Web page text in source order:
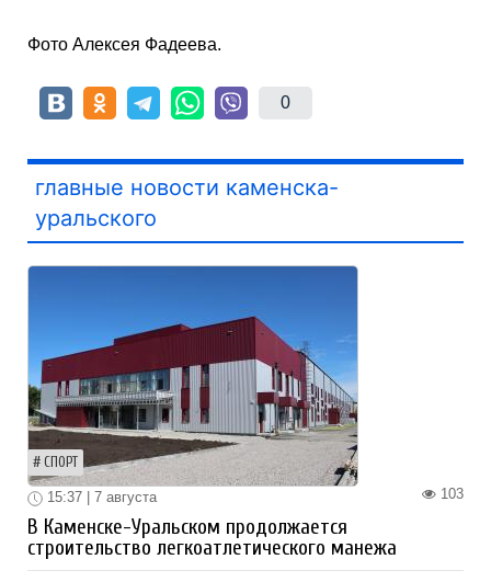
Фото Алексея Фадеева.
0
главные новости каменска-
уральского
СПОРТ
103
15:37 | 7 августа
В Каменске-Уральском продолжается
строительство легкоатлетического манежа